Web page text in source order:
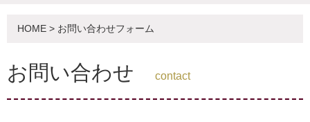
HOME > お問い合わせフォーム
お問い合わせ contact